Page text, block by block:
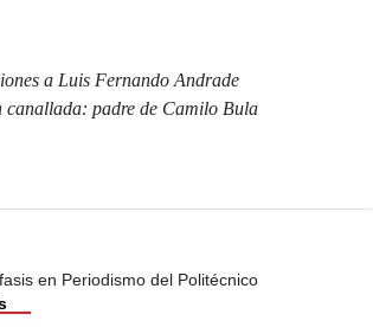
a Luis Fernando Andrade
canallada: padre de Camilo Bula
en Periodismo del Politécnico